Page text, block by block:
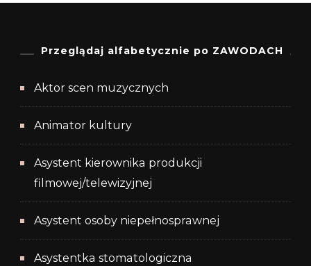
Przeglądaj alfabetycznie po ZAWODACH
Aktor scen muzycznych
Animator kultury
Asystent kierownika produkcji
filmowej/telewizyjnej
Asystent osoby niepełnosprawnej
Asystentka stomatologiczna